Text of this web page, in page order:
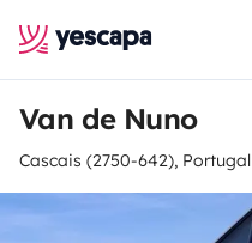
Van de Nuno
Cascais (2750-642), Portugal